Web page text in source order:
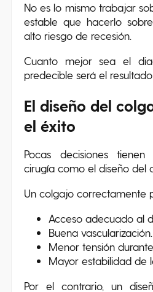
No es lo mismo trabajar
estable que hacerlo
alto riesgo de recesión.
Cuanto mejor sea el
predecible será el
El diseño del
el éxito
Pocas decisiones
cirugía como el diseño del
Un colgajo correctamente
Acceso adecuado al
Buena vascularización.
Menor tensión
Mayor estabilidad de
Por el contrario, un